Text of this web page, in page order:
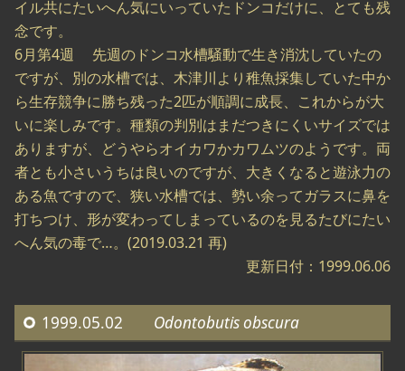
イル共にたいへん気にいっていたドンコだけに、とても残
念です。
6月第4週 先週のドンコ水槽騒動で生き消沈していたの
ですが、別の水槽では、木津川より稚魚採集していた中か
ら生存競争に勝ち残った2匹が順調に成長、これからが大
いに楽しみです。種類の判別はまだつきにくいサイズでは
ありますが、どうやらオイカワかカワムツのようです。両
者とも小さいうちは良いのですが、大きくなると遊泳力の
ある魚ですので、狭い水槽では、勢い余ってガラスに鼻を
打ちつけ、形が変わってしまっているのを見るたびにたい
へん気の毒で…。(2019.03.21 再)
更新日付：1999.06.06
1999.05.02 Odontobutis obscura